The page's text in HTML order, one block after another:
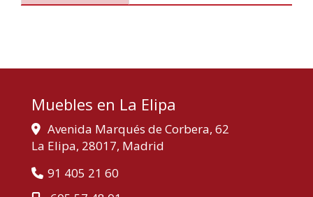
Muebles en La Elipa
Avenida Marqués de Corbera, 62
La Elipa, 28017, Madrid
91 405 21 60